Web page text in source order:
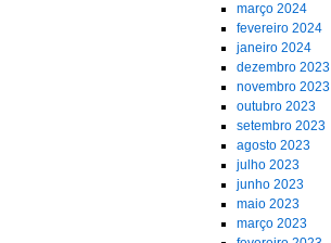
março 2024
fevereiro 2024
janeiro 2024
dezembro 2023
novembro 2023
outubro 2023
setembro 2023
agosto 2023
julho 2023
junho 2023
maio 2023
março 2023